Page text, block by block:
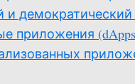
и
приложения